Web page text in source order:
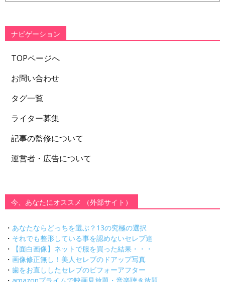
ー
ナビゲーション
TOPページへ
お問い合わせ
タグ一覧
ライター募集
記事の監修について
運営者・広告について
今、あなたにオススメ （外部サイト）
・ あなたならどっちを選ぶ？13の究極の選択
・ それでも整形している事を認めないセレブ達
・
【面白画像】ネットで服を買った結果・・・
・ 画像修正無し！美人セレブのドアップ写真
・ 歯をお直ししたセレブのビフォーアフター